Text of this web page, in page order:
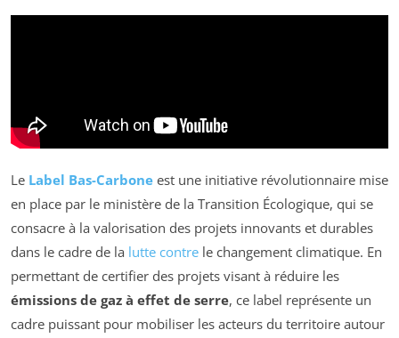
Le Label Bas-Carbone est une initiative révolutionnaire mise
en place par le ministère de la Transition Écologique, qui se
consacre à la valorisation des projets innovants et durables
dans le cadre de la lutte contre le changement climatique. En
permettant de certifier des projets visant à réduire les
émissions de gaz à effet de serre, ce label représente un
cadre puissant pour mobiliser les acteurs du territoire autour